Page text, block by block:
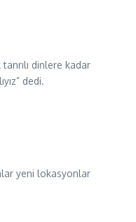
dinlere kadar
dedi.
yeni lokasyonlar